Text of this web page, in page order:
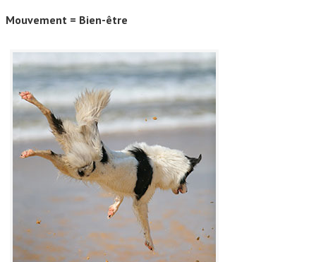
Mouvement = Bien-être